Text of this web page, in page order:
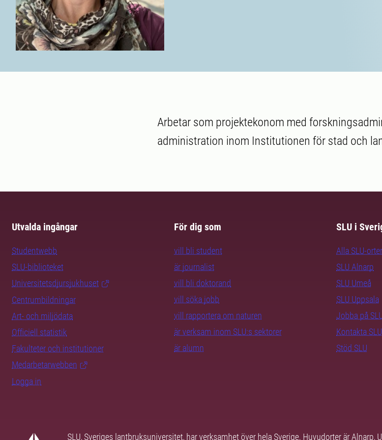
Arbetar som projektekonom med
administration inom Institutionen för stad och
Utvalda ingångar
Studentwebb
SLU-biblioteket
Universitetsdjursjukhuset
Centrumbildningar
Art- och miljödata
Officiell statistik
Fakulteter och institutioner
Medarbetarwebben
Logga in
För dig som
vill bli student
är journalist
vill bli doktorand
vill söka jobb
vill rapportera om naturen
är verksam inom SLU:s sektorer
är alumn
SLU i
Alla SLU-orter
SLU Alnarp
SLU Umeå
SLU Uppsala
Jobba på
Kontakta SLU
Stöd SLU
SLU, Sveriges lantbruksuniversitet, har verksamhet över hela Sverige. Huvudorter är Alnarp,